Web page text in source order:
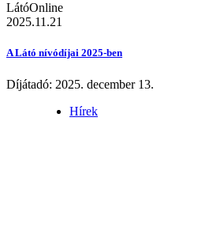
LátóOnline
2025.11.21
A Látó nívódíjai 2025-ben
Díjátadó: 2025. december 13.
Hírek